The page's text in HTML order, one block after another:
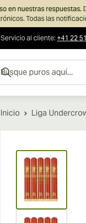
en nuestras respuestas.
Todas las
Servicio al cliente:+41 22
puros aquí...
Inicio Liga
View larger
View larger